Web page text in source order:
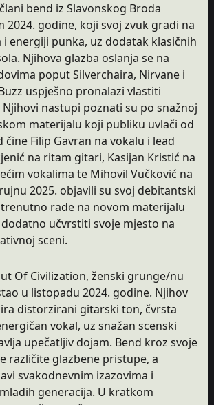
bend iz Slavonskog Broda
2024. godine, koji svoj zvuk gradi na
energiji punka, uz dodatak klasičnih
Njihova glazba oslanja se na
poput Silverchaira, Nirvane i
uspješno pronalazi vlastiti
nastupi poznati su po snažnoj
materijalu koji publiku uvlači od
čine Filip Gavran na vokalu i lead
na ritam gitari, Kasijan Kristić na
vokalima te Mihovil Vučković na
2025. objavili su svoj debitantski
rade na novom materijalu
učvrstiti svoje mjesto na
sceni.
Of Civilization, ženski grunge/nu
u listopadu 2024. godine. Njihov
distorzirani gitarski ton, čvrsta
vokal, uz snažan scenski
upečatljiv dojam. Bend kroz svoje
različite glazbene pristupe, a
svakodnevnim izazovima i
generacija. U kratkom